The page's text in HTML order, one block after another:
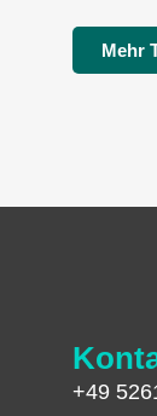
Mehr
+49